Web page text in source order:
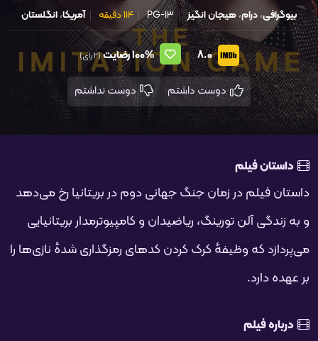
بیوگرافی،درام،هیجان انگیز PG-13 114 دقیقه آمریکا،انگلستان
8.0
100%رضایت(2 رای)
دوست داشتم دوست نداشتم
داستان فیلم
داستان فیلم در زمان جنگ جهانی دوم در بریتانیا رخ می‌دهد
و به زندگی آلن تورینگ، ریاضیدان و کامپیوترمدار بریتانیایی
می‌پردازد که وظیفهٔ کرک کردن کدهای رمزگذاری شدهٔ نازی‌ها را
بر عهده دارد.
درباره فیلم